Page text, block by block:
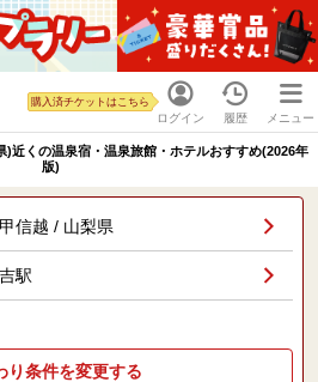
ログイン
購入済チケットはこちら
履歴 メニュー
)近くの温泉宿・温泉旅館・ホテルおすすめ(2026年
版)
信越 / 山梨県
駅
り条件を変更する